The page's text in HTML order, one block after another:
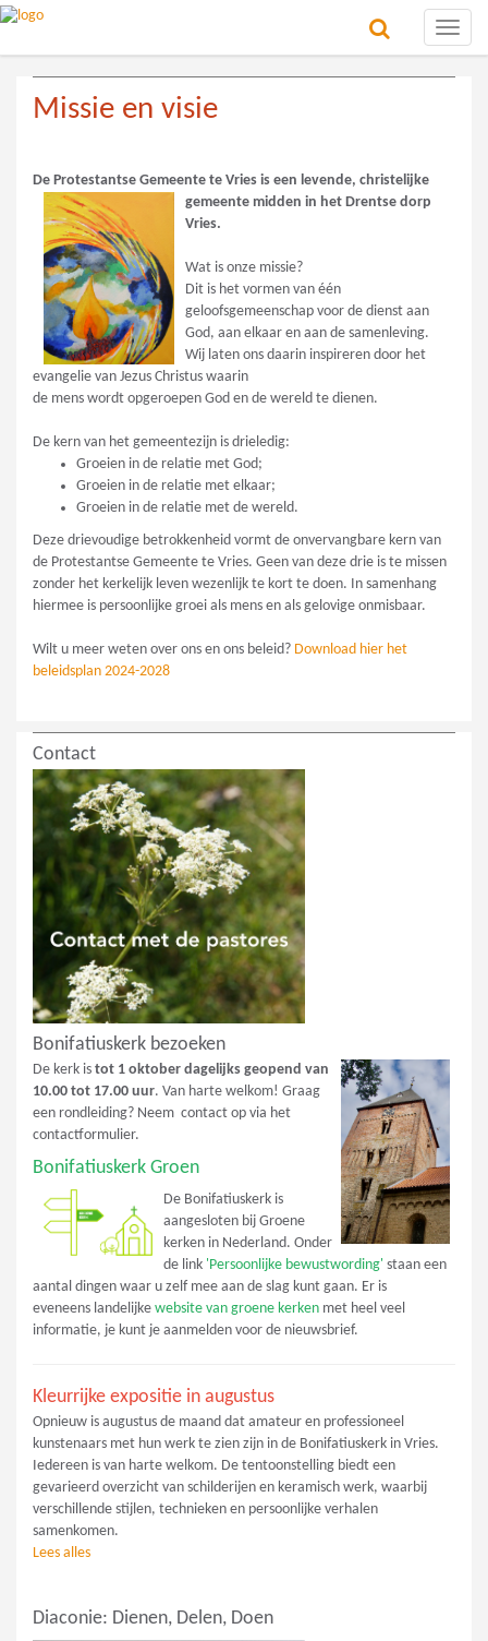
Toggle
Missie en visie
De Protestantse Gemeente te Vries is een levende, christelijke
gemeente midden in het Drentse dorp
Vries.
Wat is onze missie?
Dit is het vormen van één
geloofsgemeenschap voor de dienst aan
God, aan elkaar en aan de samenleving.
Wij laten ons daarin inspireren door het
evangelie van Jezus Christus waarin
de mens wordt opgeroepen God en de wereld te dienen.
De kern van het gemeentezijn is drieledig:
Groeien in de relatie met God;
Groeien in de relatie met elkaar;
Groeien in de relatie met de wereld.
Deze drievoudige betrokkenheid vormt de onvervangbare kern van
de Protestantse Gemeente te Vries. Geen van deze drie is te missen
zonder het kerkelijk leven wezenlijk te kort te doen. In samenhang
hiermee is persoonlijke groei als mens en als gelovige onmisbaar.
Wilt u meer weten over ons en ons beleid? Download hier het
beleidsplan 2024-2028
Contact
Bonifatiuskerk bezoeken
De kerk is tot 1 oktober dagelijks geopend van
10.00 tot 17.00 uur. Van harte welkom! Graag
een rondleiding? Neem contact op via het
contactformulier.
Bonifatiuskerk Groen
De Bonifatiuskerk is
aangesloten bij Groene
kerken in Nederland. Onder
de link 'Persoonlijke bewustwording' staan een
aantal dingen waar u zelf mee aan de slag kunt gaan. Er is
eveneens landelijke website van groene kerken met heel veel
informatie, je kunt je aanmelden voor de nieuwsbrief.
Kleurrijke expositie in augustus
Opnieuw is augustus de maand dat amateur en professioneel
kunstenaars met hun werk te zien zijn in de Bonifatiuskerk in Vries.
Iedereen is van harte welkom. De tentoonstelling biedt een
gevarieerd overzicht van schilderijen en keramisch werk, waarbij
verschillende stijlen, technieken en persoonlijke verhalen
samenkomen.
Lees alles
Diaconie: Dienen, Delen, Doen